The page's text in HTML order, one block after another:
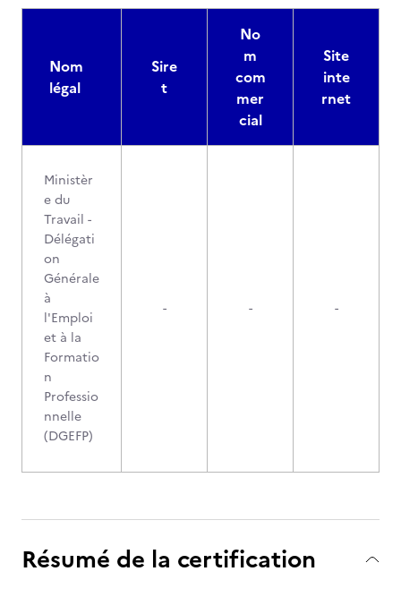
Nom
légal
Sire
t
No
m
com
mer
cial
Site
inte
rnet
Ministèr
e du
Travail -
Délégati
on
Générale
à
l'Emploi
et à la
Formatio
n
Professio
nnelle
(DGEFP)
- - -
Résumé de la certification